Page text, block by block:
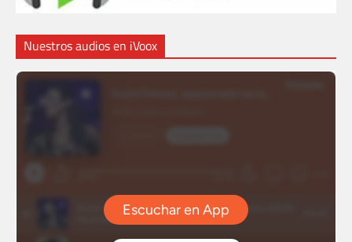
Nuestros audios en iVoox